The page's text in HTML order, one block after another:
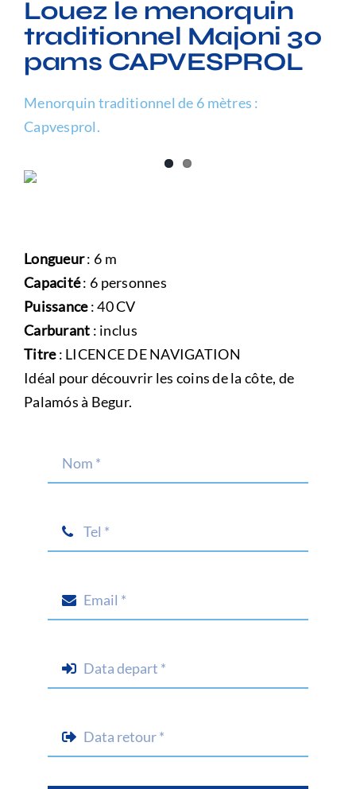
Questions Fréquemment Posées
Louez le menorquin
traditionnel Majoni 30
pams CAPVESPROL
Menorquin traditionnel de 6 mètres :
Capvesprol.
Longueur: 6 m
Capacité: 6 personnes
Puissance: 40 CV
Carburant : inclus
Titre: LICENCE DE NAVIGATION
Idéal pour découvrir les coins de la côte, de
Palamós à Begur.